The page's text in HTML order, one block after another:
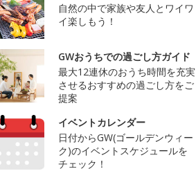
自然の中で家族や友人とワイワ
イ楽しもう！
GWおうちでの過ごし方ガイド
最大12連休のおうち時間を充実
させるおすすめの過ごし方をご
提案
イベントカレンダー
日付からGW(ゴールデンウィー
ク)のイベントスケジュールを
チェック！